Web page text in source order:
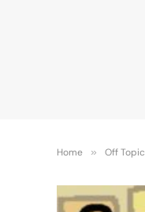
Home » Off Topic